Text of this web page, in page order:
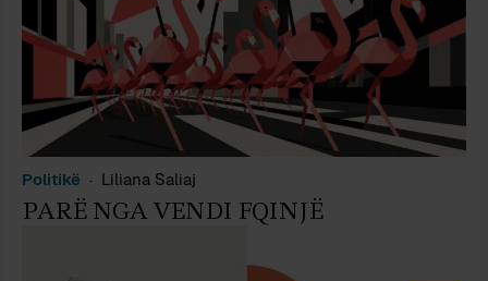
Politikë Liliana Saliaj
PARË NGA VENDI FQINJË